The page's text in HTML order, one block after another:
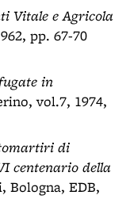
Vitale e Agricola
pp. 67-70
in
vol.7, 1974,
di
centenario della
Bologna, EDB,